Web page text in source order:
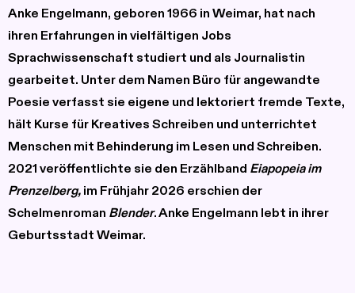
Anke Engelmann, geboren 1966 in Weimar, hat nach
ihren Erfahrungen in vielfältigen Jobs
Sprachwissenschaft studiert und als Journalistin
gearbeitet. Unter dem Namen Büro für angewandte
Poesie verfasst sie eigene und lektoriert fremde Texte,
hält Kurse für Kreatives Schreiben und unterrichtet
Menschen mit Behinderung im Lesen und Schreiben.
2021 veröffentlichte sie den Erzählband Eiapopeia im
Prenzelberg, im Frühjahr 2026 erschien der
Schelmenroman Blender. Anke Engelmann lebt in ihrer
Geburtsstadt Weimar.